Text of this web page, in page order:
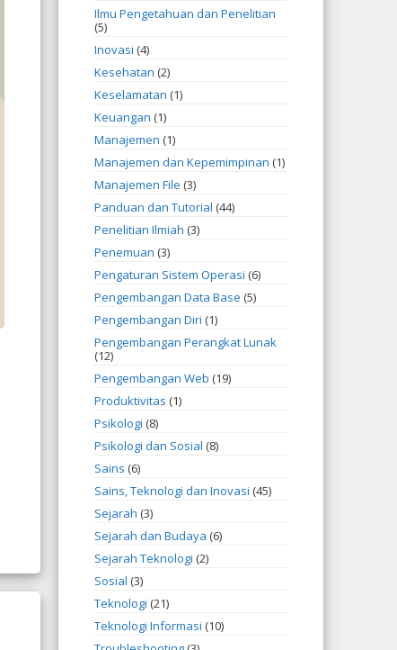
Ilmu Pengetahuan dan Penelitian
(5)
Inovasi (4)
Kesehatan (2)
Keselamatan (1)
Keuangan (1)
Manajemen (1)
Manajemen dan Kepemimpinan (1)
Manajemen File (3)
Panduan dan Tutorial (44)
Penelitian Ilmiah (3)
Penemuan (3)
Pengaturan Sistem Operasi (6)
Pengembangan Data Base (5)
Pengembangan Diri (1)
Pengembangan Perangkat Lunak
(12)
Pengembangan Web (19)
Produktivitas (1)
Psikologi (8)
Psikologi dan Sosial (8)
Sains (6)
Sains, Teknologi dan Inovasi (45)
Sejarah (3)
Sejarah dan Budaya (6)
Sejarah Teknologi (2)
Sosial (3)
Teknologi (21)
Teknologi Informasi (10)